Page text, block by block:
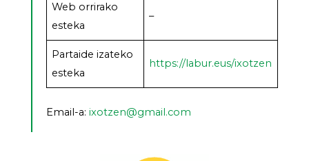
Web orrirako
esteka
–
Partaide izateko
esteka
https://labur.eus/ixotzen
Email-a: ixotzen@gmail.com